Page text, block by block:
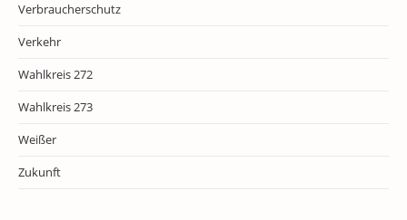
Verbraucherschutz
Verkehr
Wahlkreis 272
Wahlkreis 273
Weißer
Zukunft